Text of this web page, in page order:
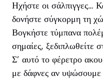
Ηχήστε οι σάλπιγγες…
δονήστε σύγκορμη τη
Βογκήστε τύμπανα
σημαίες, ξεδιπλωθείτε
Σ’ αυτό το φέρετρο
με δάφνες αν